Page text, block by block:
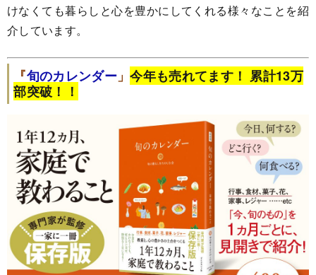
けなくても暮らしと心を豊かにしてくれる様々なことを紹
介しています。
『旬のカレンダー」今年も売れてます！ 累計13万
部突破！！